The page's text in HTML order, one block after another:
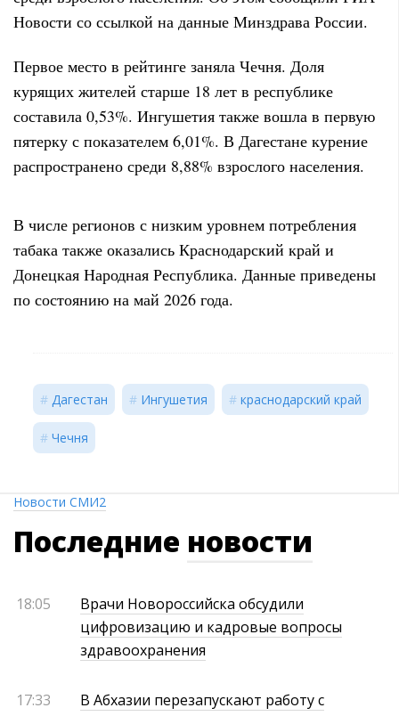
Новости со ссылкой на данные Минздрава России.
Первое место в рейтинге заняла Чечня. Доля
курящих жителей старше 18 лет в республике
составила 0,53%. Ингушетия также вошла в первую
пятерку с показателем 6,01%. В Дагестане курение
распространено среди 8,88% взрослого населения.
В числе регионов с низким уровнем потребления
табака также оказались Краснодарский край и
Донецкая Народная Республика. Данные приведены
по состоянию на май 2026 года.
Дагестан Ингушетия краснодарский край
Чечня
Новости СМИ2
Последние новости
18:05
Врачи Новороссийска обсудили
цифровизацию и кадровые вопросы
здравоохранения
17:33
В Абхазии перезапускают работу с